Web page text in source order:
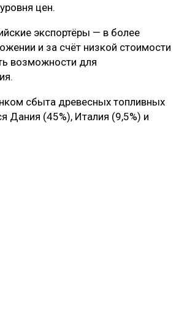
цен.
экспортёры — в более
и за счёт низкой стоимости
возможности для
сбыта древесных топливных
Дания (45%), Италия (9,5%) и